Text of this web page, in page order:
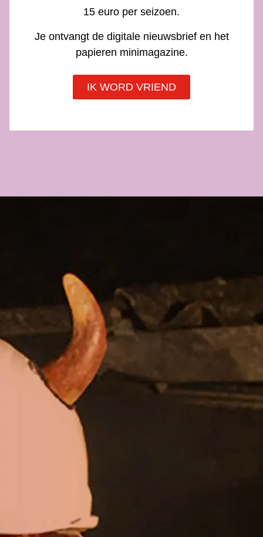
15 euro per seizoen.
Je ontvangt de digitale nieuwsbrief en het
papieren minimagazine.
IK WORD VRIEND